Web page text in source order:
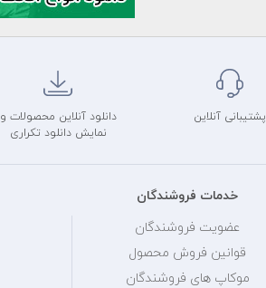
پشتیبانی آنلاین
دانلود آنلاین محصولات و
نمایش دانلود تکراری
خدمات فروشندگان
عضویت فروشندگان
قوانین فروش محصول
موکاپ های فروشندگان